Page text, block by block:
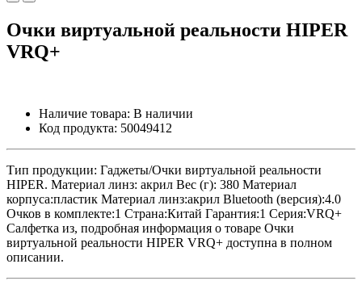
Очки виртуальной реальности HIPER
VRQ+
Наличие товара: В наличии
Код продукта: 50049412
Тип продукции: Гаджеты/Очки виртуальной реальности
HIPER. Материал линз: акрил Вес (г): 380 Материал
корпуса:пластик Материал линз:акрил Bluetooth (версия):4.0
Очков в комплекте:1 Страна:Китай Гарантия:1 Серия:VRQ+
Салфетка из, подробная информация о товаре Очки
виртуальной реальности HIPER VRQ+ доступна в полном
описании.